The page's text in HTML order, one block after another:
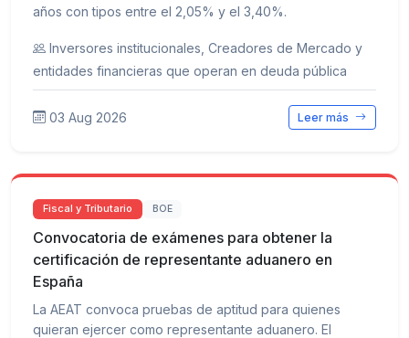
años con tipos entre el 2,05% y el 3,40%.
Inversores institucionales, Creadores de Mercado y
entidades financieras que operan en deuda pública
03 Aug 2026 Leer más
Fiscal y Tributario BOE
Convocatoria de exámenes para obtener la
certificación de representante aduanero en
España
La AEAT convoca pruebas de aptitud para quienes
quieran ejercer como representante aduanero. El